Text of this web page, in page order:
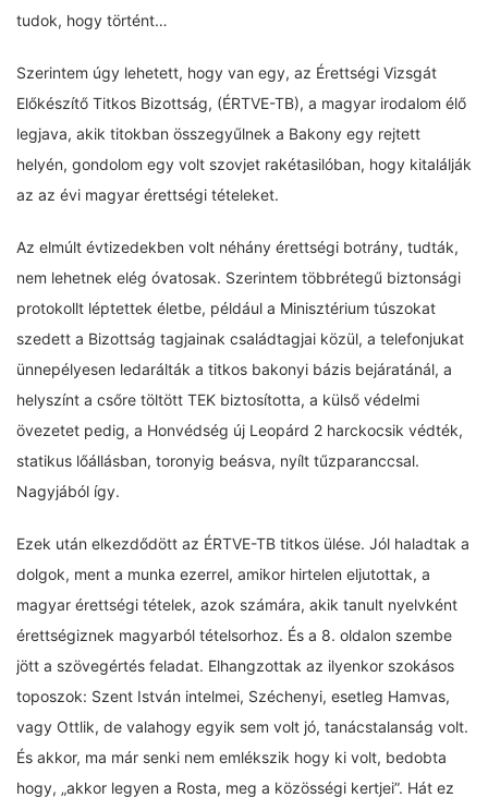
tudok, hogy történt…
Szerintem úgy lehetett, hogy van egy, az Érettségi Vizsgát
Előkészítő Titkos Bizottság, (ÉRTVE-TB), a magyar irodalom élő
legjava, akik titokban összegyűlnek a Bakony egy rejtett
helyén, gondolom egy volt szovjet rakétasilóban, hogy kitalálják
az az évi magyar érettségi tételeket.
Az elmúlt évtizedekben volt néhány érettségi botrány, tudták,
nem lehetnek elég óvatosak. Szerintem többrétegű biztonsági
protokollt léptettek életbe, például a Minisztérium túszokat
szedett a Bizottság tagjainak családtagjai közül, a telefonjukat
ünnepélyesen ledarálták a titkos bakonyi bázis bejáratánál, a
helyszínt a csőre töltött TEK biztosította, a külső védelmi
övezetet pedig, a Honvédség új Leopárd 2 harckocsik védték,
statikus lőállásban, toronyig beásva, nyílt tűzparanccsal.
Nagyjából így.
Ezek után elkezdődött az ÉRTVE-TB titkos ülése. Jól haladtak a
dolgok, ment a munka ezerrel, amikor hirtelen eljutottak, a
magyar érettségi tételek, azok számára, akik tanult nyelvként
érettségiznek magyarból tételsorhoz. És a 8. oldalon szembe
jött a szövegértés feladat. Elhangzottak az ilyenkor szokásos
toposzok: Szent István intelmei, Széchenyi, esetleg Hamvas,
vagy Ottlik, de valahogy egyik sem volt jó, tanácstalanság volt.
És akkor, ma már senki nem emlékszik hogy ki volt, bedobta
hogy, „akkor legyen a Rosta, meg a közösségi kertjei”. Hát ez